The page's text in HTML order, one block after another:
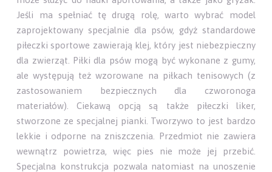
Jeśli ma spełniać tę drugą rolę, warto wybrać model
zaprojektowany specjalnie dla psów, gdyż standardowe
piłeczki sportowe zawierają klej, który jest niebezpieczny
dla zwierząt. Piłki dla psów mogą być wykonane z gumy,
ale występują też wzorowane na piłkach tenisowych (z
zastosowaniem bezpiecznych dla czworonoga
materiałów). Ciekawą opcją są także piłeczki liker,
stworzone ze specjalnej pianki. Tworzywo to jest bardzo
lekkie i odporne na zniszczenia. Przedmiot nie zawiera
wewnątrz powietrza, więc pies nie może jej przebić.
Specjalna konstrukcja pozwala natomiast na unoszenie